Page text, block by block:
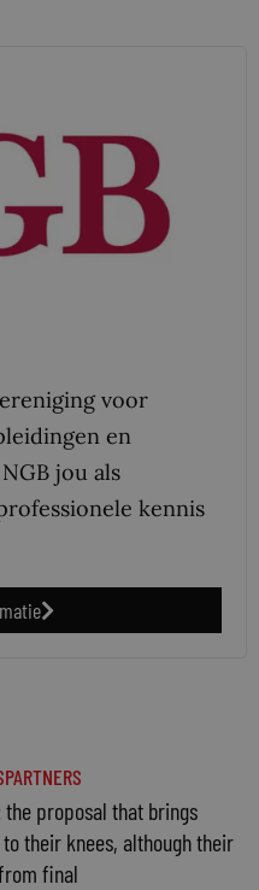
voor
en
jou als
kennis
the proposal that brings
their knees, although their
final